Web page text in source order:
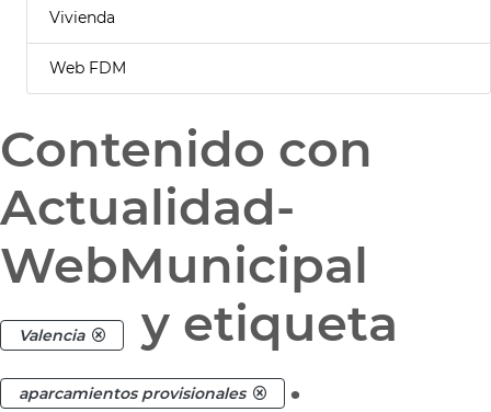
Vivienda
Web FDM
Contenido con
Actualidad-
WebMunicipal
Valencia y etiqueta
aparcamientos provisionales .